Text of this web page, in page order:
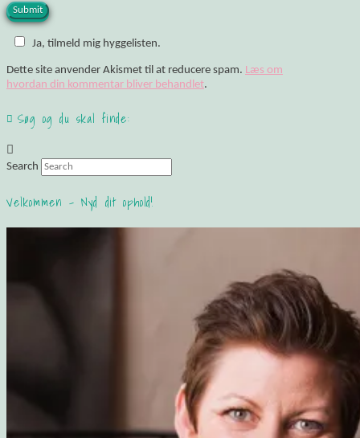
Ja, tilmeld mig hyggelisten.
Dette site anvender Akismet til at reducere spam. Læs om
hvordan din kommentar bliver behandlet.
Søg og du skal finde:
Search
Velkommen – Nyd dit ophold!